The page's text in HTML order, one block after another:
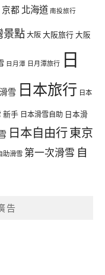
京都 北海道 南投旅行
景點大阪大阪旅行大阪
日月潭 日月潭旅行 日
雪 日本旅行 日本
新手 日本滑雪自助 日本滑
日本自由行東京
助滑雪 第一次滑雪 自
告